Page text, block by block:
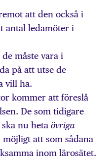
att den också i
antal ledamöter i
måste vara i
på att utse de
vill ha.
kommer att föreslå
De som tidigare
ska nu hetaövriga
att som sådana
inom lärosätet.